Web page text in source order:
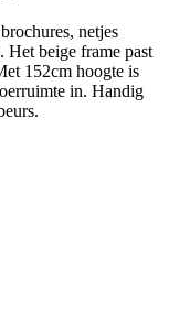
netjes
Het beige frame past
152cm hoogte is
in. Handig